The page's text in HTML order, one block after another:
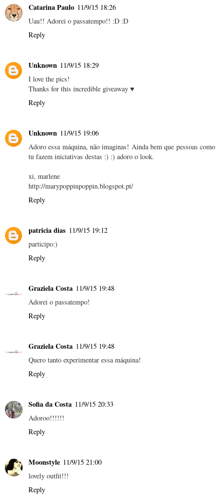
Catarina Paulo 11/9/15 18:26
Uau!! Adorei o passatempo!! :D :D
Reply
Unknown 11/9/15 18:29
I love the pics!
Thanks for this incredible giveaway ♥
Reply
Unknown 11/9/15 19:06
Adoro essa máquina, não imaginas! Ainda bem que pessoas como
tu fazem iniciativas destas :) :) adoro o look.
xi, marlene
http://marypoppinpoppin.blogspot.pt/
Reply
patricia dias 11/9/15 19:12
participo:)
Reply
Graziela Costa 11/9/15 19:48
Adorei o passatempo!
Reply
Graziela Costa 11/9/15 19:48
Quero tanto experimentar essa máquina!
Reply
Sofia da Costa 11/9/15 20:33
Adoroo!!!!!!
Reply
Moonstyle 11/9/15 21:00
lovely outfit!!!
Reply